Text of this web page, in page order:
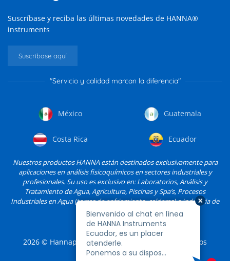
Suscríbase y reciba las últimas novedades de HANNA®
instruments
Suscríbase aquí
"Servicio y calidad marcan la diferencia"
México Guatemala
Costa Rica Ecuador
Nuestros productos HANNA están destinados exclusivamente para
aplicaciones en análisis fisicoquímicos en sectores industriales y
profesionales. Su uso es exclusivo en: Laboratorios, Análisis y
Tratamiento de Agua, Agricultura, Piscinas y Spa’s, Procesos
Industriales en Agua (torres de enfriamiento, calderas) e Industria de
Alimentos, entre otros.
2026 © Hannapro, S.A. de C.V. y sus filiales. Todos los
derechos reservados.